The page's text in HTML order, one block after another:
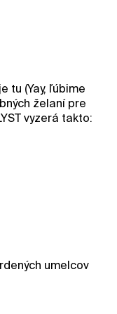
tu (Yay, ľúbime
želaní pre
vyzerá takto:
umelcov